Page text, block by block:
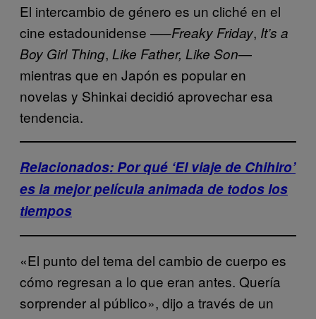
El intercambio de género es un cliché en el
cine estadounidense —–Freaky Friday, It’s a
Boy Girl Thing, Like Father, Like Son—
mientras que en Japón es popular en
novelas y Shinkai decidió aprovechar esa
tendencia.
Relacionados: Por qué ‘El viaje de Chihiro’
es la mejor película animada de todos los
tiempos
«El punto del tema del cambio de cuerpo es
cómo regresan a lo que eran antes. Quería
sorprender al público», dijo a través de un